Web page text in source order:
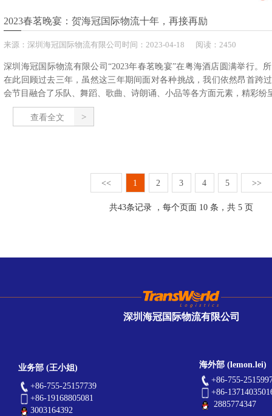
2023春茗晚宴：贺海冠国际物流十年，再接再励
来源： 深圳海冠国际物流有限公司 时间： 2023-04-18 阅读：2450
深圳海冠国际物流有限公司“2023年春茗晚宴”在粤海酒店圆满举行。
在此回顾过去三年，虽然这三年期间面对各种挑战，我们依然昂首跨
会节目融合了乐队、舞蹈、歌曲、诗朗诵、小品等各方面元素，精彩纷
查看全文
<< 1 2 3 4 5 >>
共43条记录 ，每个页面 10 条，共 5 页
深圳海冠国际物流有限公司
海外部 (lemon.lei)
+86-755-
+86-
2885774347
业务部 (王小姐)
+86-755-25157739
+86-19168805081
3003164392